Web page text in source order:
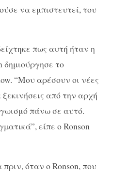
να εμπιστευτεί, του
πως αυτή ήταν η
το
“Μου αρέσουν οι νέες
από την αρχή
πάνω σε αυτό.
είπε ο Ronson
όταν ο Ronson, που